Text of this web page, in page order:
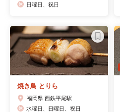
日曜日、祝日
焼き鳥 とりら
福岡県 西鉄平尾駅
水曜日、日曜日、祝日